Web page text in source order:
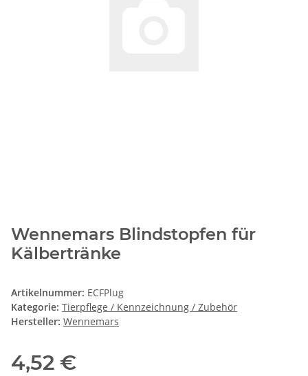
Wennemars Blindstopfen für
Kälbertränke
Artikelnummer: ECFPlug
Kategorie: Tierpflege / Kennzeichnung / Zubehör
Hersteller: Wennemars
4,52 €